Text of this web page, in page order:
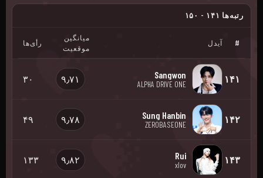
رتبه‌ها ۱۴۱ - ۱۵۰
# آیدل
میانگین
موقعیت
رأی‌ها
۱۴۱ Sangwon
ALPHA DRIVE ONE ۹٫۷۱ ۳۰
۱۴۲ Sung Hanbin
ZEROBASEONE ۹٫۷۸ ۴۹
۱۴۳ Rui
xlov ۹٫۸۲ ۱۳۳